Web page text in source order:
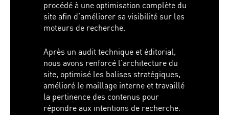
procédé à une optimisation complète du
site afin d’améliorer sa visibilité sur les
moteurs de recherche.
Après un audit technique et éditorial,
nous avons renforcé l’architecture du
site, optimisé les balises stratégiques,
amélioré le maillage interne et travaillé
la pertinence des contenus pour
répondre aux intentions de recherche.